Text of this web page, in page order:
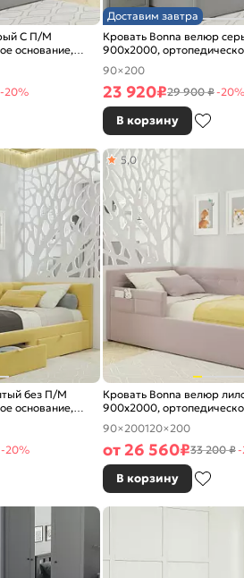
С П/М
основание,
-20%
Доставим завтра
Кровать Bonna велюр
900x2000,
90×200
23 920₽29 900 ₽-20%
В корзину
без П/М
основание,
-20%
Кровать Bonna велюр
900x2000,
изголовье мягкое
5,0
90×200120×200
от 26 560₽33 200 ₽-
В корзину